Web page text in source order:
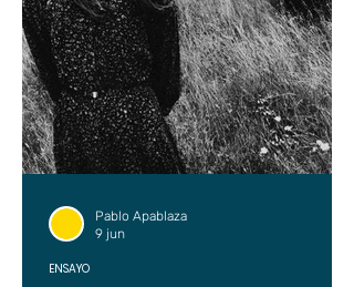
ENSAYO
Pablo Apablaza
9 jun